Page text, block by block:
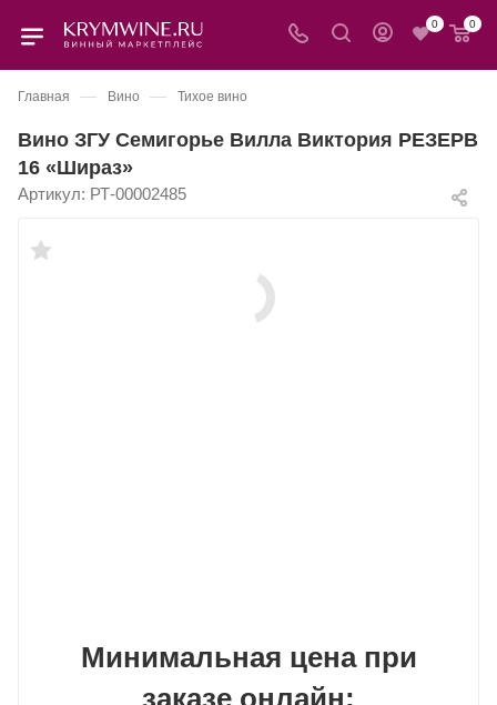
0 0
Главная — Вино — Тихое вино
Вино ЗГУ Семигорье Вилла Виктория РЕЗЕРВ
16 «Шираз»
Артикул: РТ-00002485
Минимальная цена при
заказе онлайн: